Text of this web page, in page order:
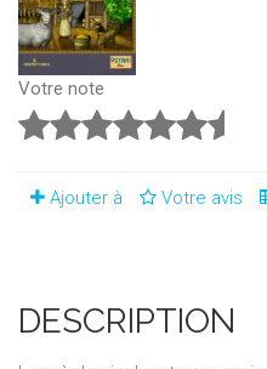
Votre note
Ajouter à Votre avis
DESCRIPTION